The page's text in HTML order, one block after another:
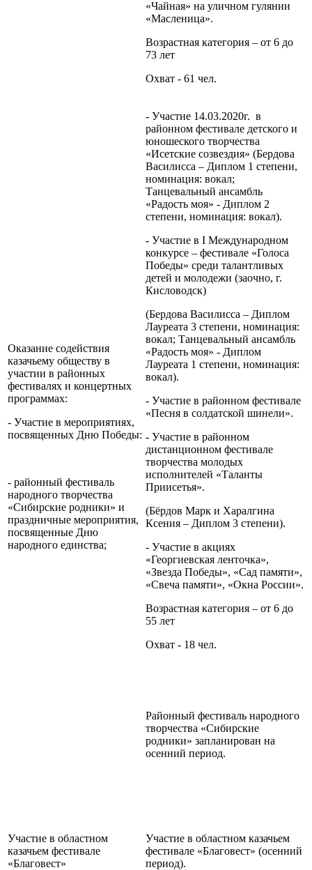
«Чайная» на уличном гулянии
«Масленица».
Возрастная категория – от 6 до
73 лет
Охват - 61 чел.
Оказание содействия
казачьему обществу в
участии в районных
фестивалях и концертных
программах:
- Участие в мероприятиях,
посвященных Дню Победы:
- районный фестиваль
народного творчества
«Сибирские родники» и
праздничные мероприятия,
посвященные Дню
народного единства;
- Участие 14.03.2020г. в
районном фестивале детского и
юношеского творчества
«Исетские созвездия» (Бердова
Василисса – Диплом 1 степени,
номинация: вокал;
Танцевальный ансамбль
«Радость моя» - Диплом 2
степени, номинация: вокал).
- Участие в I Международном
конкурсе – фестивале «Голоса
Победы» среди талантливых
детей и молодежи (заочно, г.
Кисловодск)
(Бердова Василисса – Диплом
Лауреата 3 степени, номинация:
вокал; Танцевальный ансамбль
«Радость моя» - Диплом
Лауреата 1 степени, номинация:
вокал).
- Участие в районном фестивале
«Песня в солдатской шинели».
- Участие в районном
дистанционном фестивале
творчества молодых
исполнителей «Таланты
Приисетья».
(Бёрдов Марк и Харалгина
Ксения – Диплом 3 степени).
- Участие в акциях
«Георгиевская ленточка»,
«Звезда Победы», «Сад памяти»,
«Свеча памяти», «Окна России».
Возрастная категория – от 6 до
55 лет
Охват - 18 чел.
Районный фестиваль народного
творчества «Сибирские
родники» запланирован на
осенний период.
Участие в областном
казачьем фестивале
«Благовест»
Участие в областном казачьем
фестивале «Благовест» (осенний
период).